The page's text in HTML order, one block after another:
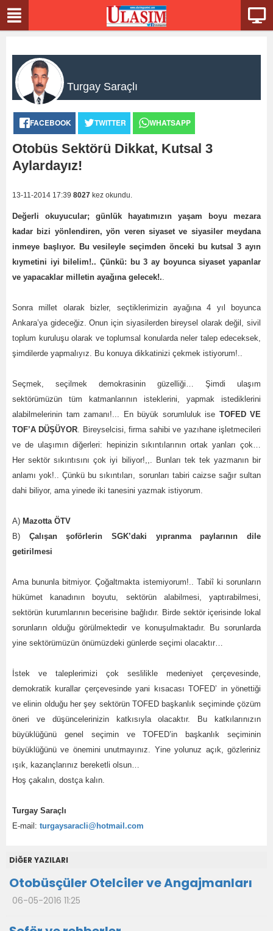
Turgay Saraçlı
FACEBOOK TWITTER WHATSAPP
Otobüs Sektörü Dikkat, Kutsal 3
Aylardayız!
13-11-2014 17:39 8027 kez okundu.
Değerli okuyucular; günlük hayatımızın yaşam boyu mezara
kadar bizi yönlendiren, yön veren siyaset ve siyasiler meydana
inmeye başlıyor. Bu vesileyle seçimden önceki bu kutsal 3 ayın
kıymetini iyi bilelim!.. Çünkü: bu 3 ay boyunca siyaset yapanlar
ve yapacaklar milletin ayağına gelecek!..
Sonra millet olarak bizler, seçtiklerimizin ayağına 4 yıl boyunca
Ankara’ya gideceğiz. Onun için siyasilerden bireysel olarak değil, sivil
toplum kuruluşu olarak ve toplumsal konularda neler talep edeceksek,
şimdilerde yapmalıyız. Bu konuya dikkatinizi çekmek istiyorum!..
Seçmek, seçilmek demokrasinin güzelliği… Şimdi ulaşım
sektörümüzün tüm katmanlarının isteklerini, yapmak istediklerini
alabilmelerinin tam zamanı!... En büyük sorumluluk ise TOFED VE
TOF’A DÜŞÜYOR. Bireyselcisi, firma sahibi ve yazıhane işletmecileri
ve de ulaşımın diğerleri: hepinizin sıkıntılarının ortak yanları çok…
Her sektör sıkıntısını çok iyi biliyor!,,. Bunları tek tek yazmanın bir
anlamı yok!.. Çünkü bu sıkıntıları, sorunları tabiri caizse sağır sultan
dahi biliyor, ama yinede iki tanesini yazmak istiyorum.
A) Mazotta ÖTV
B) Çalışan şoförlerin SGK’daki yıpranma paylarının dile
getirilmesi
Ama bununla bitmiyor. Çoğaltmakta istemiyorum!.. Tabiî ki sorunların
hükümet kanadının boyutu, sektörün alabilmesi, yaptırabilmesi,
sektörün kurumlarının becerisine bağlıdır. Birde sektör içerisinde lokal
sorunların olduğu görülmektedir ve konuşulmaktadır. Bu sorunlarda
yine sektörümüzün önümüzdeki günlerde seçimi olacaktır…
İstek ve taleplerimizi çok seslilikle medeniyet çerçevesinde,
demokratik kurallar çerçevesinde yani kısacası TOFED’ in yönettiği
ve elinin olduğu her şey sektörün TOFED başkanlık seçiminde çözüm
öneri ve düşüncelerinizin katkısıyla olacaktır. Bu katkılarınızın
büyüklüğünü genel seçimin ve TOFED’in başkanlık seçiminin
büyüklüğünü ve önemini unutmayınız. Yine yolunuz açık, gözleriniz
ışık, kazançlarınız bereketli olsun…
Hoş çakalın, dostça kalın.
Turgay Saraçlı
E-mail: turgaysaracli@hotmail.com
DİĞER YAZILARI
Otobüsçüler Otelciler ve Angajmanları
06-05-2016 11:25